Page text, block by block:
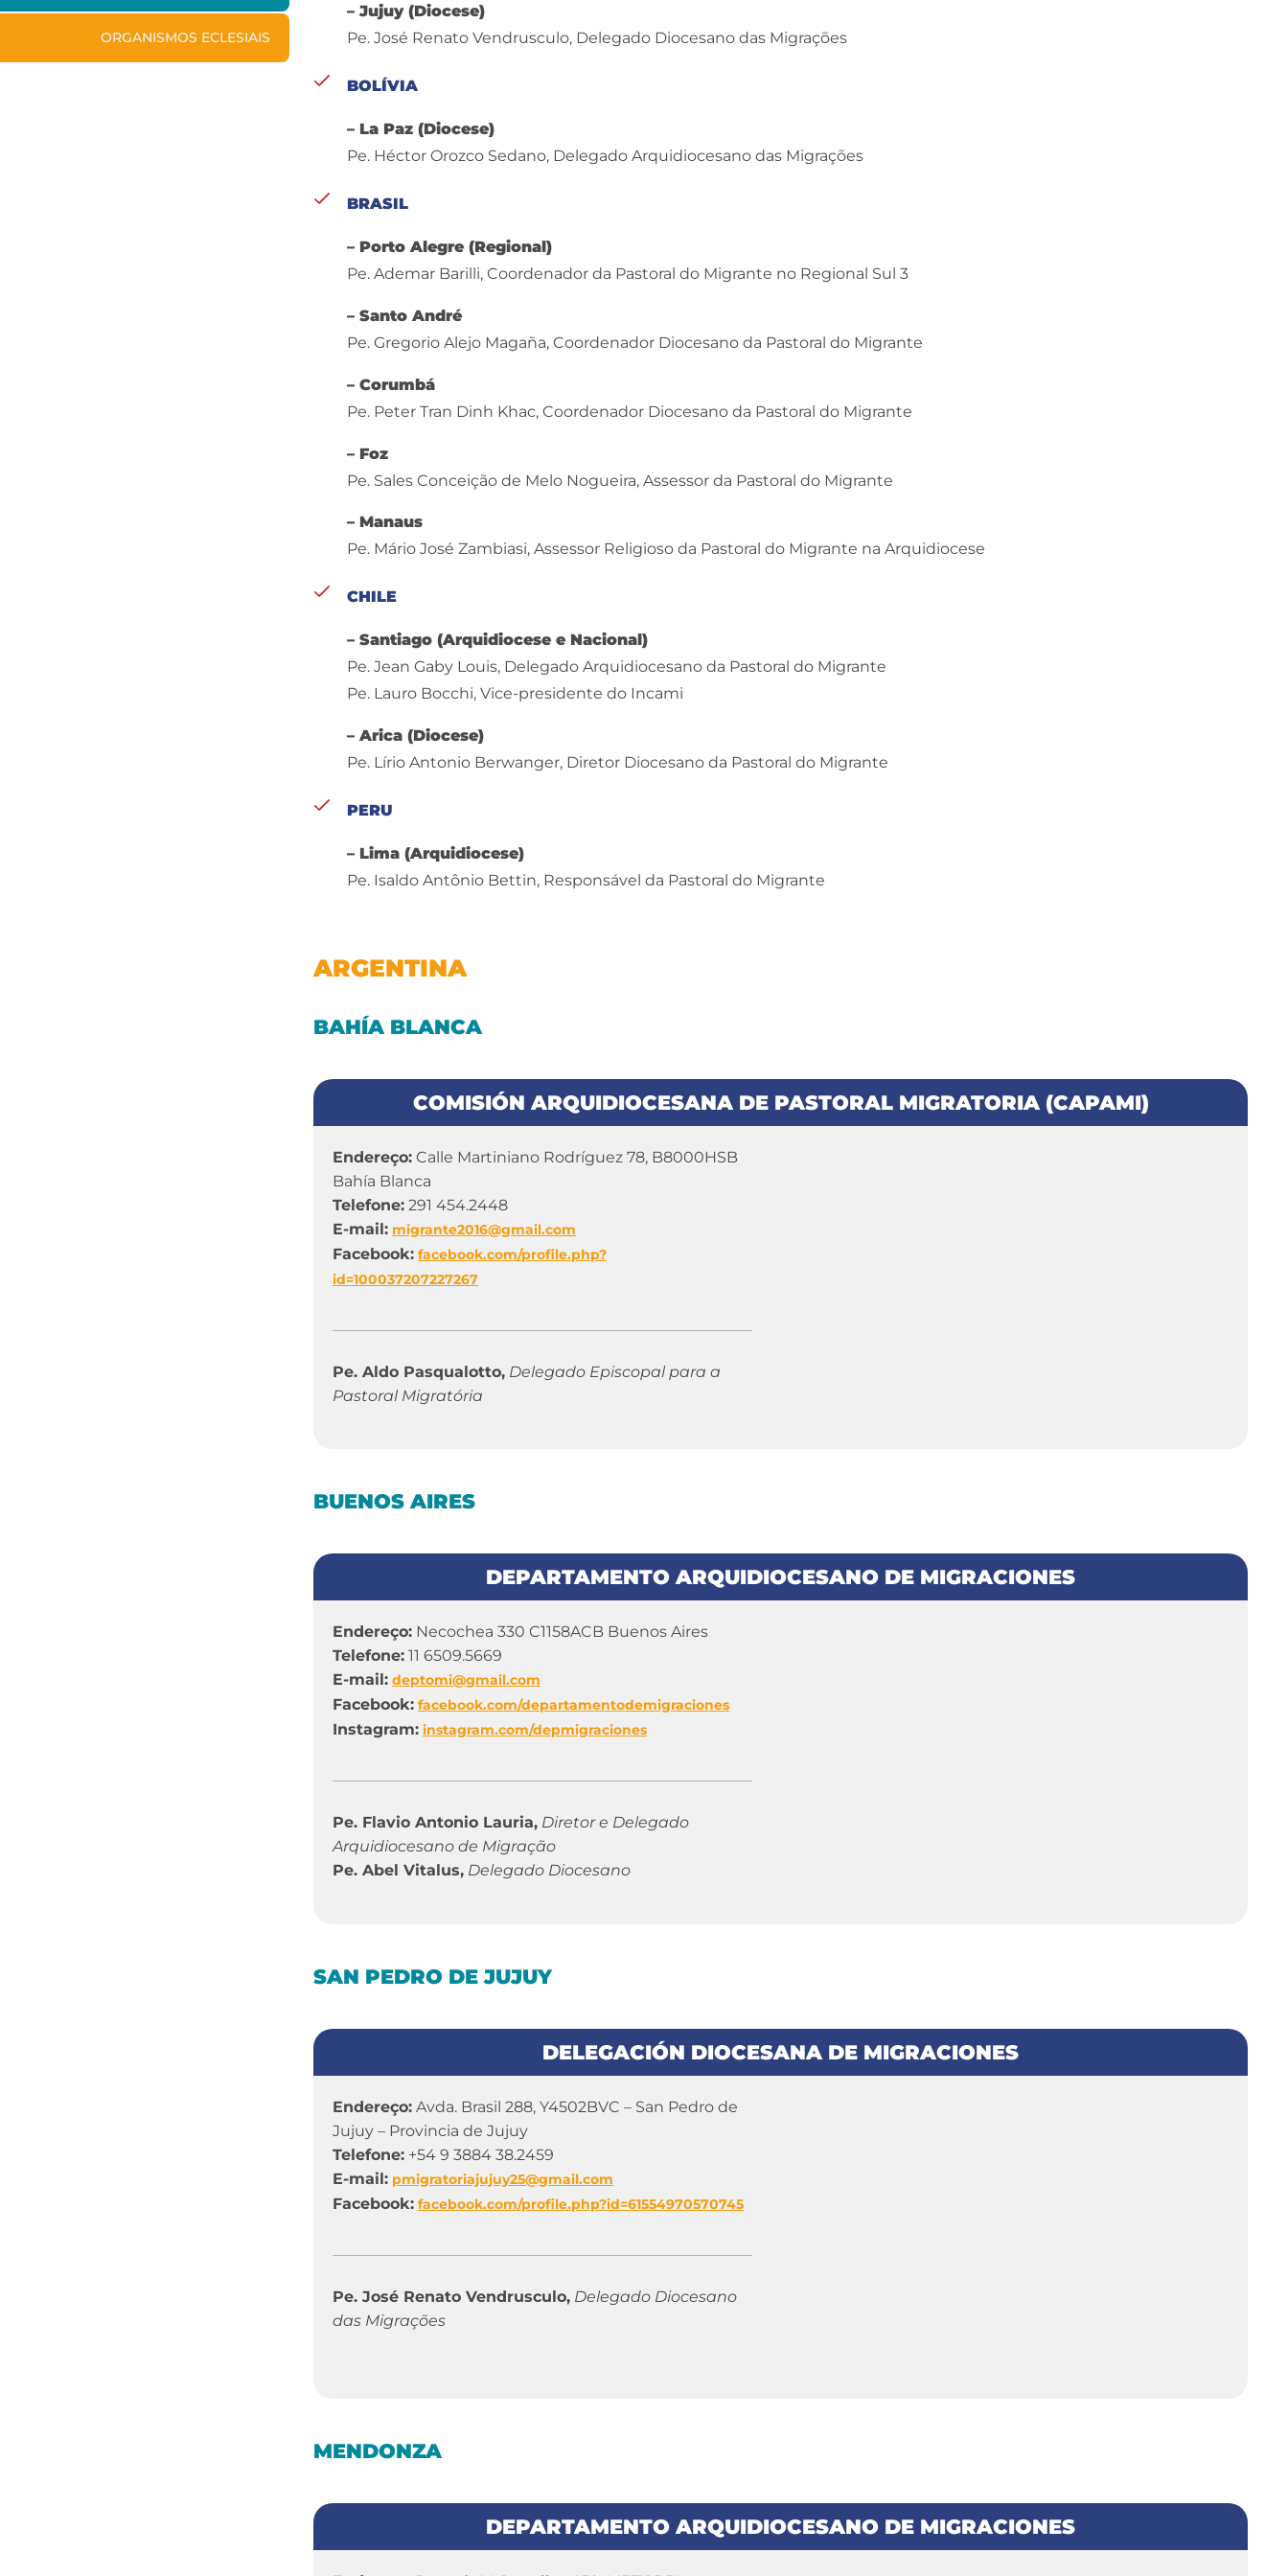
ORGANISMOS ECLESIAIS
– Jujuy (Diocese)
Pe. José Renato Vendrusculo, Delegado Diocesano das Migrações
BOLÍVIA
– La Paz (Diocese)
Pe. Héctor Orozco Sedano, Delegado Arquidiocesano das Migrações
BRASIL
– Porto Alegre (Regional)
Pe. Ademar Barilli, Coordenador da Pastoral do Migrante no Regional Sul 3
– Santo André
Pe. Gregorio Alejo Magaña, Coordenador Diocesano da Pastoral do Migrante
– Corumbá
Pe. Peter Tran Dinh Khac, Coordenador Diocesano da Pastoral do Migrante
– Foz
Pe. Sales Conceição de Melo Nogueira, Assessor da Pastoral do Migrante
– Manaus
Pe. Mário José Zambiasi, Assessor Religioso da Pastoral do Migrante na Arquidiocese
CHILE
– Santiago (Arquidiocese e Nacional)
Pe. Jean Gaby Louis, Delegado Arquidiocesano da Pastoral do Migrante
Pe. Lauro Bocchi, Vice-presidente do Incami
– Arica (Diocese)
Pe. Lírio Antonio Berwanger, Diretor Diocesano da Pastoral do Migrante
PERU
– Lima (Arquidiocese)
Pe. Isaldo Antônio Bettin, Responsável da Pastoral do Migrante
ARGENTINA
BAHÍA BLANCA
COMISIÓN ARQUIDIOCESANA DE PASTORAL MIGRATORIA (CAPAMI)
Endereço: Calle Martiniano Rodríguez 78, B8000HSB
Bahía Blanca
Telefone: 291 454.2448
E-mail: migrante2016@gmail.com
Facebook: facebook.com/profile.php?
id=100037207227267
Pe. Aldo Pasqualotto, Delegado Episcopal para a
Pastoral Migratória
BUENOS AIRES
DEPARTAMENTO ARQUIDIOCESANO DE MIGRACIONES
Endereço: Necochea 330 C1158ACB Buenos Aires
Telefone: 11 6509.5669
E-mail: deptomi@gmail.com
Facebook: facebook.com/departamentodemigraciones
Instagram: instagram.com/depmigraciones
Pe. Flavio Antonio Lauria, Diretor e Delegado
Arquidiocesano de Migração
Pe. Abel Vitalus, Delegado Diocesano
SAN PEDRO DE JUJUY
DELEGACIÓN DIOCESANA DE MIGRACIONES
Endereço: Avda. Brasil 288, Y4502BVC – San Pedro de
Jujuy – Provincia de Jujuy
Telefone: +54 9 3884 38.2459
E-mail: pmigratoriajujuy25@gmail.com
Facebook: facebook.com/profile.php?id=61554970570745
Pe. José Renato Vendrusculo, Delegado Diocesano
das Migrações
MENDONZA
DEPARTAMENTO ARQUIDIOCESANO DE MIGRACIONES